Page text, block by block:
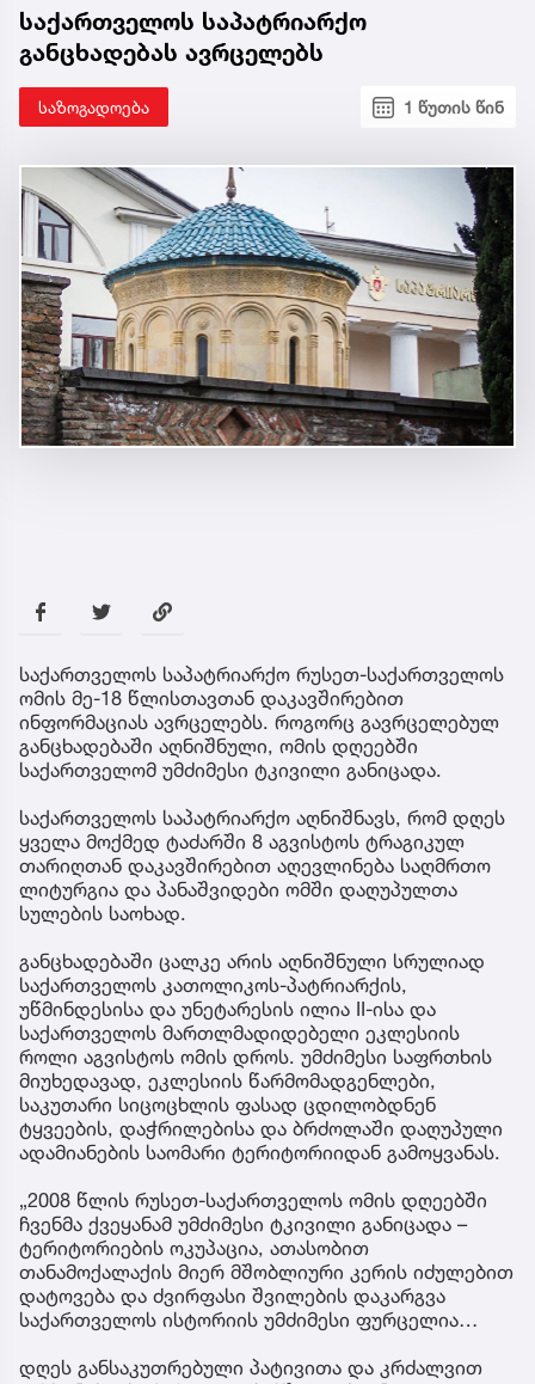
საქართველოს საპატრიარქო
განცხადებას ავრცელებს
საზოგადოება 1 წუთის წინ
საქართველოს საპატრიარქო რუსეთ-საქართველოს
ომის მე-18 წლისთავთან დაკავშირებით
ინფორმაციას ავრცელებს. როგორც გავრცელებულ
განცხადებაში აღნიშნული, ომის დღეებში
საქართველომ უმძიმესი ტკივილი განიცადა.
საქართველოს საპატრიარქო აღნიშნავს, რომ დღეს
ყველა მოქმედ ტაძარში 8 აგვისტოს ტრაგიკულ
თარიღთან დაკავშირებით აღევლინება საღმრთო
ლიტურგია და პანაშვიდები ომში დაღუპულთა
სულების საოხად.
განცხადებაში ცალკე არის აღნიშნული სრულიად
საქართველოს კათოლიკოს-პატრიარქის,
უწმინდესისა და უნეტარესის ილია II-ისა და
საქართველოს მართლმადიდებელი ეკლესიის
როლი აგვისტოს ომის დროს. უმძიმესი საფრთხის
მიუხედავად, ეკლესიის წარმომადგენლები,
საკუთარი სიცოცხლის ფასად ცდილობდნენ
ტყვეების, დაჭრილებისა და ბრძოლაში დაღუპული
ადამიანების საომარი ტერიტორიიდან გამოყვანას.
„2008 წლის რუსეთ-საქართველოს ომის დღეებში
ჩვენმა ქვეყანამ უმძიმესი ტკივილი განიცადა –
ტერიტორიების ოკუპაცია, ათასობით
თანამოქალაქის მიერ მშობლიური კერის იძულებით
დატოვება და ძვირფასი შვილების დაკარგვა
საქართველოს ისტორიის უმძიმესი ფურცელია…
დღეს განსაკუთრებული პატივითა და კრძალვით